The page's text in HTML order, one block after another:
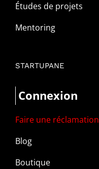
Études de projets
Mentoring
STARTUPANE
Connexion
Faire une réclamation
Blog
Boutique